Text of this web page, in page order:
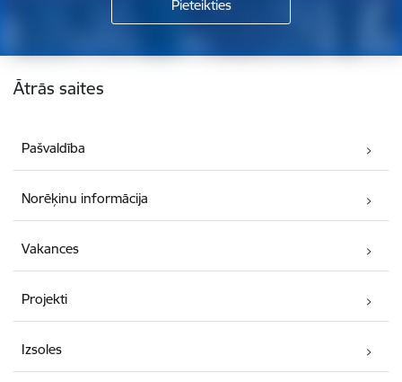
Kājene
Ātrās saites
Pašvaldība
Norēķinu informācija
Vakances
Projekti
Izsoles